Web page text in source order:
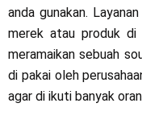
anda gunakan.
merek atau produk
meramaikan sebuah
di pakai oleh
agar di ikuti banyak